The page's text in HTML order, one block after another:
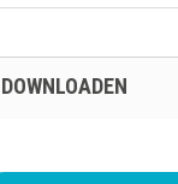
DOWNLOADEN